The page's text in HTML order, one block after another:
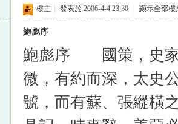
樓主 發表於 2006-4-4 23:30 顯示全部樓
鮑彪序
鮑彪序 國策，史家
微，有約而深，太史
號，而有蘇、張縱橫